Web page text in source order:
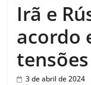
Irã e
acordo
3 de abril de 2024